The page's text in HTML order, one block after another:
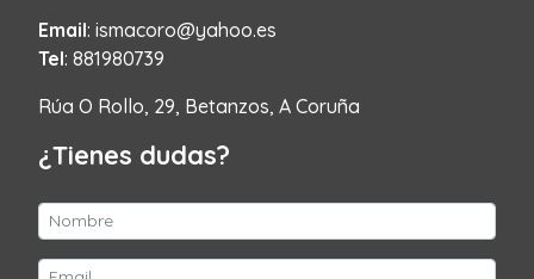
Email: ismacoro@yahoo.es
Tel: 881980739
Rúa O Rollo, 29, Betanzos, A Coruña
¿Tienes dudas?